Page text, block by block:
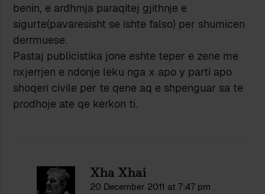
benin, e ardhmja paraqitej gjithnje e
sigurte(pavaresisht se ishte falso) per shumicen
derrmuese.
Pastaj publicistika jone eshte teper e zene me
nxjerrjen e ndonje leku nga x apo y parti apo
shoqeri civile per te qene aq e shpenguar sa te
prodhoje ate qe kerkon ti.
Xha Xhai
20 December 2011 at 7:47 pm